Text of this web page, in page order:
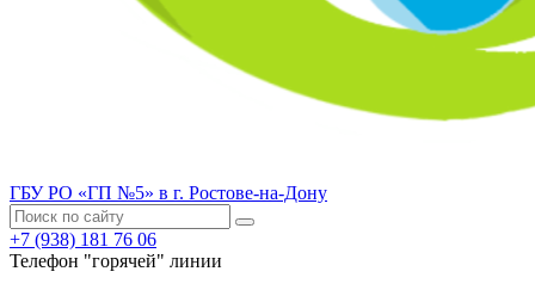
ГБУ РО «ГП №5» в г. Ростове-на-Дону
+7 (938) 181 76 06
Телефон "горячей" линии